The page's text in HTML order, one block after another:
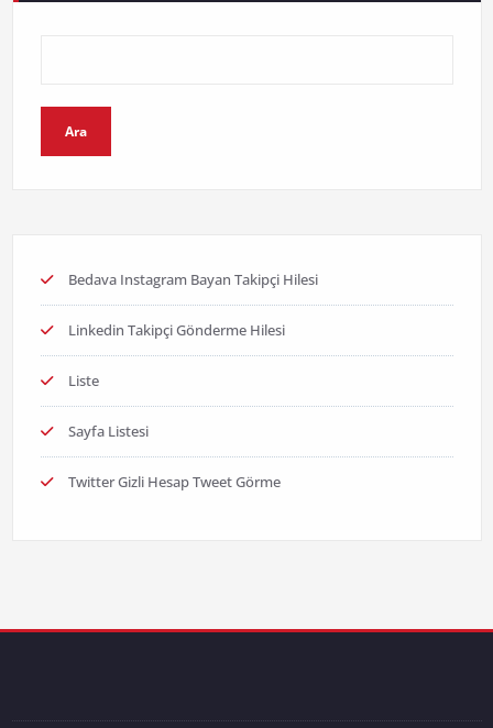
Ara
Bedava Instagram Bayan Takipçi Hilesi
Linkedin Takipçi Gönderme Hilesi
Liste
Sayfa Listesi
Twitter Gizli Hesap Tweet Görme